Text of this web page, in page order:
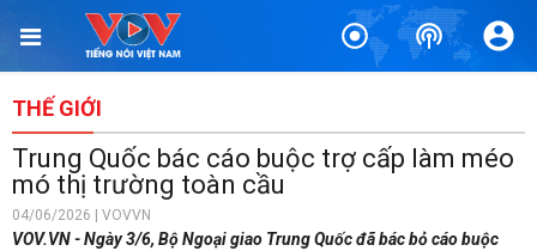
THẾ GIỚI
Trung Quốc bác cáo buộc trợ cấp làm méo
mó thị trường toàn cầu
04/06/2026 | VOVVN
VOV.VN - Ngày 3/6, Bộ Ngoại giao Trung Quốc đã bác bỏ cáo buộc